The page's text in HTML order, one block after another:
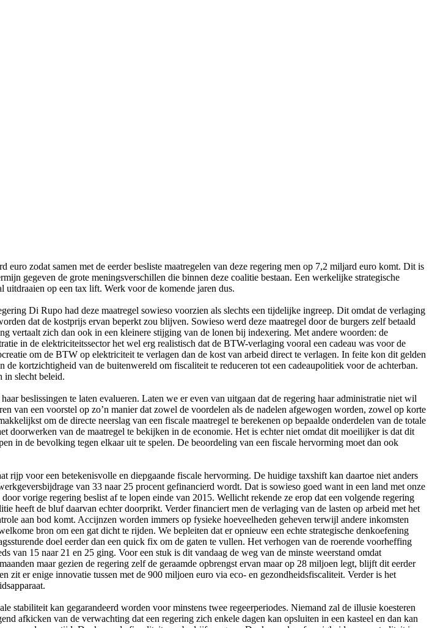
zodat samen met de eerder besliste maatregelen van deze regering men op 7,2 miljard euro komt. Dit is
gegeven de grote meningsverschillen die binnen deze coalitie bestaan. Een werkelijke strategische
op een tax lift. Werk voor de komende jaren dus.
Di Rupo had deze maatregel sowieso voorzien als slechts een tijdelijke ingreep. Dit omdat de verlaging
dat de kostprijs ervan beperkt zou blijven. Sowieso werd deze maatregel door de burgers zelf betaald
vertaalt zich dan ook in een kleinere stijging van de lonen bij indexering. Met andere woorden: de
in de elektriciteitssector het wel erg realistisch dat de BTW-verlaging vooral een cadeau was voor de
om de BTW op elektriciteit te verlagen dan de kost van arbeid direct te verlagen. In feite kon dit gelden
kortzichtigheid van de buitenwereld om fiscaliteit te reduceren tot een cadeaupolitiek voor de achterban.
in slecht beleid.
beslissingen te laten evalueren. Laten we er even van uitgaan dat de regering haar administratie niet wil
van een voorstel op zo’n manier dat zowel de voordelen als de nadelen afgewogen worden, zowel op korte
om de directe neerslag van een fiscale maatregel te berekenen op bepaalde onderdelen van de totale
van de maatregel te bekijken in de economie. Het is echter niet omdat dit moeilijker is dat dit
in de bevolking tegen elkaar uit te spelen. De beoordeling van een fiscale hervorming moet dan ook
rijp voor een betekenisvolle en diepgaande fiscale hervorming. De huidige taxshift kan daartoe niet anders
van 33 naar 25 procent gefinancierd wordt. Dat is sowieso goed want in een land met onze
vorige regering beslist af te lopen einde van 2015. Wellicht rekende ze erop dat een volgende regering
heeft de bluf daarvan echter doorprikt. Verder financiert men de verlaging van de lasten op arbeid met het
aan bod komt. Accijnzen worden immers op fysieke hoeveelheden geheven terwijl andere inkomsten
bron om een gat dicht te rijden. We bepleiten dat er opnieuw een echte strategische denkoefening
doel eerder dan een quick fix om de gaten te vullen. Het verhogen van de roerende voorheffing
van 15 naar 21 en 25 ging. Voor een stuk is dit vandaag de weg van de minste weerstand omdat
maar gezien de regering zelf de geraamde opbrengst ervan maar op 28 miljoen legt, blijft dit eerder
zit er enige innovatie tussen met de 900 miljoen euro via eco- en gezondheidsfiscaliteit. Verder is het
kan gegarandeerd worden voor minstens twee regeerperiodes. Niemand zal de illusie koesteren
afkicken van de verwachting dat een regering zich enkele dagen kan opsluiten in een kasteel en dan kan